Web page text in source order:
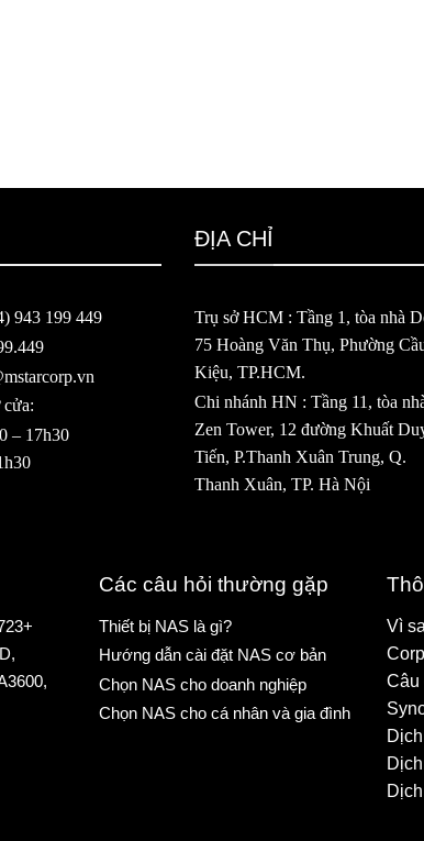
943 199 449
– 17h30
ĐỊA CHỈ
Trụ sở HCM : Tầng 1, tòa nhà
75 Hoàng Văn Thụ, Phường
Kiệu, TP.HCM.
Chi nhánh HN : Tầng 11, tòa
Zen Tower, 12 đường Khuất
Tiến, P.Thanh Xuân Trung, Q.
Thanh Xuân, TP. Hà Nội
,
,
Các câu hỏi thường gặp
Thiết bị NAS là gì?
Hướng dẫn cài đặt NAS cơ bản
Chọn NAS cho doanh nghiệp
Chọn NAS cho cá nhân và gia đình
Vì
Câu